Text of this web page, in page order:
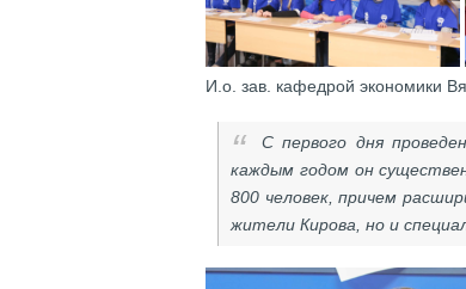
И.о. зав. кафедрой экономики
С первого дня
каждым годом он
800 человек, причем
жители Кирова, но и